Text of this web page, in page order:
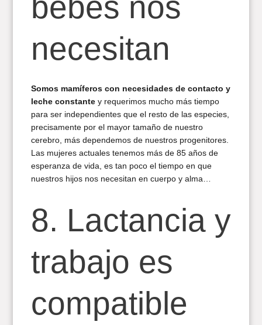
necesitan
Somos mamíferos con necesidades de contacto y
leche constantey requerimos mucho más tiempo
para ser independientes que el resto de las especies,
precisamente por el mayor tamaño de nuestro
cerebro, más dependemos de nuestros progenitores.
Las mujeres actuales tenemos más de 85 años de
esperanza de vida, es tan poco el tiempo en que
nuestros hijos nos necesitan en cuerpo y alma…
8. Lactancia y
trabajo es
compatible